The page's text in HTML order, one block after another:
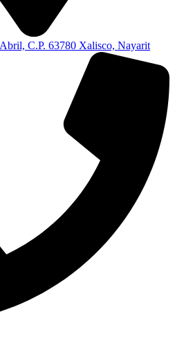
C.P. 63780 Xalisco, Nayarit